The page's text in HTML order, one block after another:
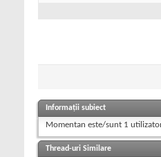
Informații subiect
Momentan este/sunt 1
Thread-uri Similare